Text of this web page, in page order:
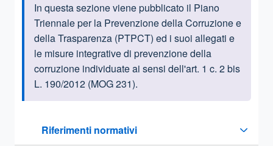
Informazioni introduttive
In questa sezione viene pubblicato il Piano
Triennale per la Prevenzione della Corruzione e
della Trasparenza (PTPCT) ed i suoi allegati e
le misure integrative di prevenzione della
corruzione individuate ai sensi dell'art. 1 c. 2 bis
L. 190/2012 (MOG 231).
Riferimenti normativi
Sezione compressa